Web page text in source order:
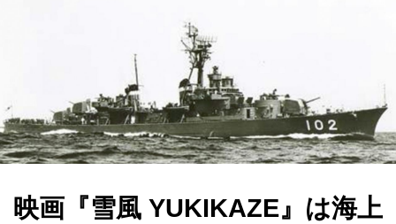
映画『雪風 YUKIKAZE』は海上